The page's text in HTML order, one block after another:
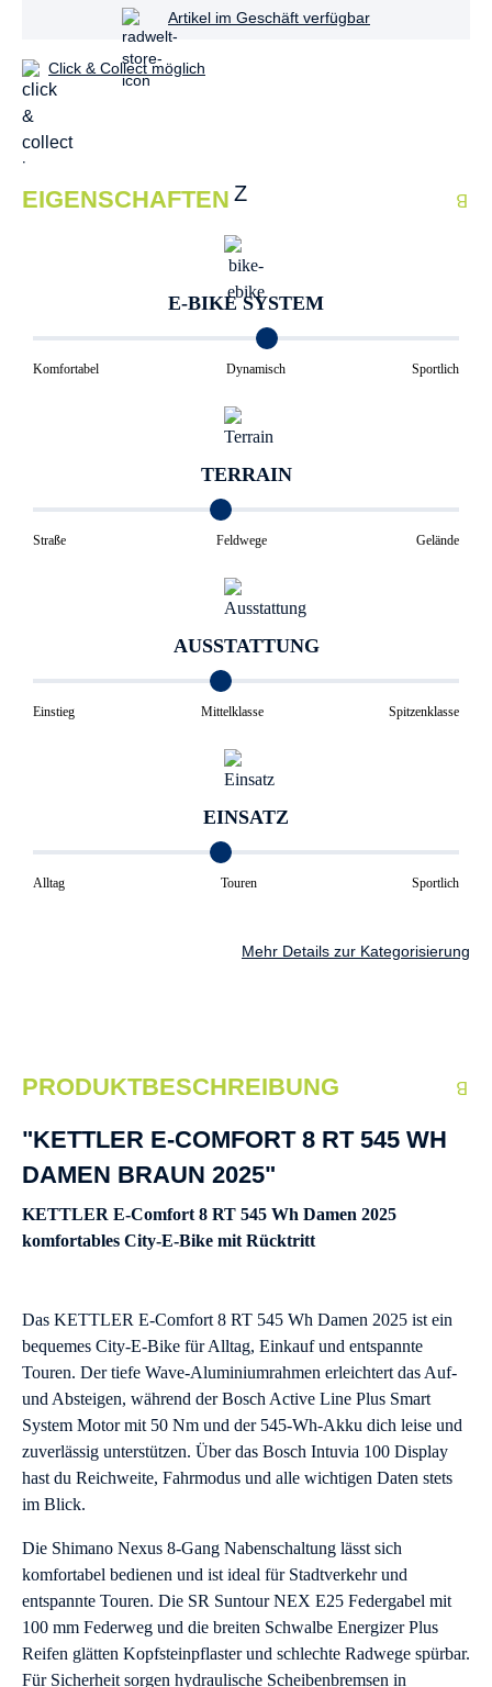
Artikel im Geschäft verfügbar
Click & Collect möglich
EIGENSCHAFTEN
E-BIKE SYSTEM
Komfortabel Dynamisch Sportlich
TERRAIN
Straße Feldwege Gelände
AUSSTATTUNG
Einstieg Mittelklasse Spitzenklasse
EINSATZ
Alltag Touren Sportlich
Mehr Details zur Kategorisierung
PRODUKTBESCHREIBUNG
"KETTLER E-COMFORT 8 RT 545 WH
DAMEN BRAUN 2025"
KETTLER E-Comfort 8 RT 545 Wh Damen 2025
komfortables City-E-Bike mit Rücktritt
Das KETTLER E-Comfort 8 RT 545 Wh Damen 2025 ist ein
bequemes City-E-Bike für Alltag, Einkauf und entspannte
Touren. Der tiefe Wave-Aluminiumrahmen erleichtert das Auf-
und Absteigen, während der Bosch Active Line Plus Smart
System Motor mit 50 Nm und der 545-Wh-Akku dich leise und
zuverlässig unterstützen. Über das Bosch Intuvia 100 Display
hast du Reichweite, Fahrmodus und alle wichtigen Daten stets
im Blick.
Die Shimano Nexus 8-Gang Nabenschaltung lässt sich
komfortabel bedienen und ist ideal für Stadtverkehr und
entspannte Touren. Die SR Suntour NEX E25 Federgabel mit
100 mm Federweg und die breiten Schwalbe Energizer Plus
Reifen glätten Kopfsteinpflaster und schlechte Radwege spürbar.
Für Sicherheit sorgen hydraulische Scheibenbremsen in